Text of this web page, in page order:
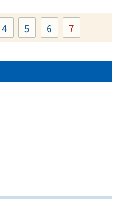
Page
4 Page
5 Page
6 7